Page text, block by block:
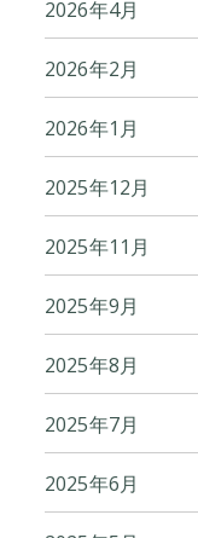
2026年4月
2026年2月
2026年1月
2025年12月
2025年11月
2025年9月
2025年8月
2025年7月
2025年6月